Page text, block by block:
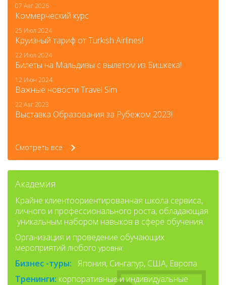
07 Авг 2026
Коммерческий курс
25 Июл 2024
Круизный тариф от Turkish Airlines!
22 Июл 2024
Билеты на Мальдивы с вылетом из Бишкека!
12 Июн 2024
Важные новости Travel Sim
22 Авг 2023
Выставка Образования за Рубежом 2023!
Смотреть все
Академия
Крайне клиентоориентированная школа сервиса,
личного и профессионального роста, обладающая
уникальным набором навыков в сфере обучения.
Организация и проведение обучающих
мероприятий любого уровня:
Бизнес -туры: Япония, Сингапур, США, Европа
Тренинги: корпоративные и индивидуальные